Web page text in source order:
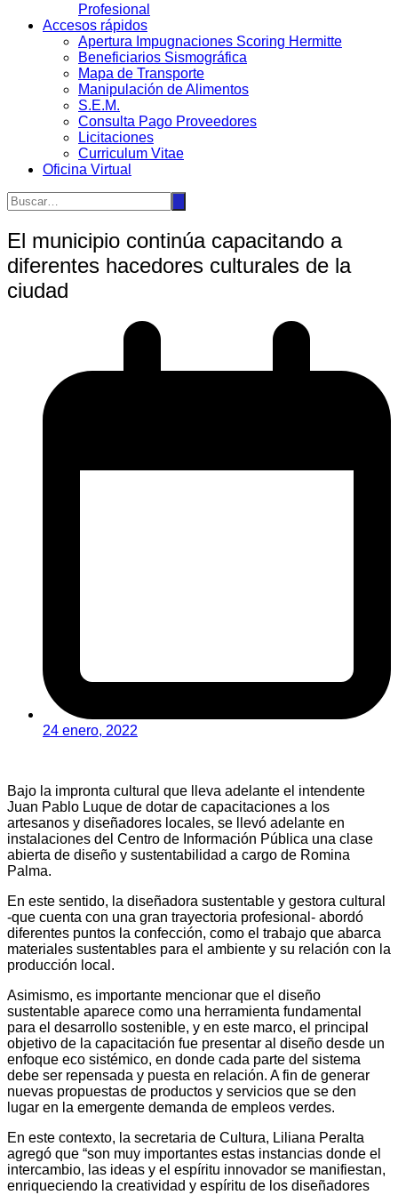
Profesional
Accesos rápidos
Apertura Impugnaciones Scoring Hermitte
Beneficiarios Sismográfica
Mapa de Transporte
Manipulación de Alimentos
S.E.M.
Consulta Pago Proveedores
Licitaciones
Curriculum Vitae
Oficina Virtual
El municipio continúa capacitando a
diferentes hacedores culturales de la
ciudad
24 enero, 2022
Bajo la impronta cultural que lleva adelante el intendente
Juan Pablo Luque de dotar de capacitaciones a los
artesanos y diseñadores locales, se llevó adelante en
instalaciones del Centro de Información Pública una clase
abierta de diseño y sustentabilidad a cargo de Romina
Palma.
En este sentido, la diseñadora sustentable y gestora cultural
-que cuenta con una gran trayectoria profesional- abordó
diferentes puntos la confección, como el trabajo que abarca
materiales sustentables para el ambiente y su relación con la
producción local.
Asimismo, es importante mencionar que el diseño
sustentable aparece como una herramienta fundamental
para el desarrollo sostenible, y en este marco, el principal
objetivo de la capacitación fue presentar al diseño desde un
enfoque eco sistémico, en donde cada parte del sistema
debe ser repensada y puesta en relación. A fin de generar
nuevas propuestas de productos y servicios que se den
lugar en la emergente demanda de empleos verdes.
En este contexto, la secretaria de Cultura, Liliana Peralta
agregó que “son muy importantes estas instancias donde el
intercambio, las ideas y el espíritu innovador se manifiestan,
enriqueciendo la creatividad y espíritu de los diseñadores